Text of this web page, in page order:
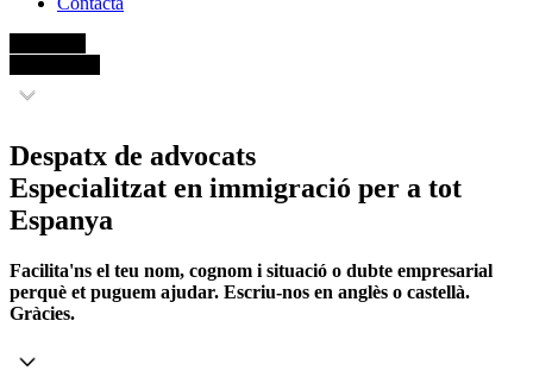
Despatx de advocats
Especialitzat en immigració per a tot
Espanya
Facilita'ns el teu nom, cognom i situació o dubte empresarial
perquè et puguem ajudar. Escriu-nos en anglès o castellà.
Gràcies.